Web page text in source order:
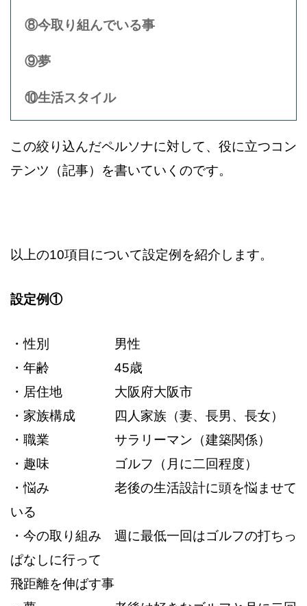
⑧今取り組んでいる事
⑨夢
⑩生活スタイル
この絞り込んだペルソナに対して、役に立つコン
テンツ（記事）を書いていくのです。
以上の10項目について設定例を紹介します。
設定例①
・性別 男性
・年齢 45歳
・居住地 大阪府大阪市
・家族構成 四人家族（妻、長男、長女）
・職業 サラリーマン（建築関係）
・趣味 ゴルフ（月に二回程度）
・悩み 老後の生活設計に頭を悩ませて
いる
・今の取り組み 週に最低一回はゴルフの打ちっ
ぱなしに行って
飛距離を伸ばす事